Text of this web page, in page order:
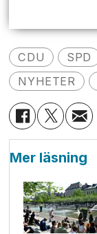
CDU SPD
NYHETER
Mer läsning